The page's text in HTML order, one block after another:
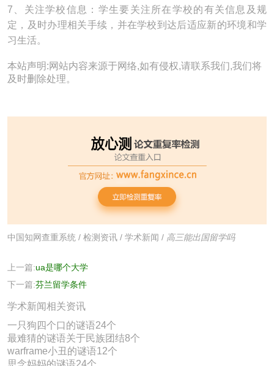
7、关注学校信息：学生要关注所在学校的有关信息及规
定，及时办理相关手续，并在学校到达后适应新的环境和学
习生活。
本站声明:网站内容来源于网络,如有侵权,请联系我们,我们将
及时删除处理。
中国知网查重系统 / 检测资讯 / 学术新闻 / 高三能出国留学吗
上一篇:ua是哪个大学
下一篇:芬兰留学条件
学术新闻相关资讯
一只狗四个口的谜语24个
最难猜的谜语关于民族团结8个
warframe小丑的谜语12个